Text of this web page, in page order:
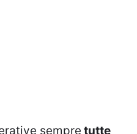
sempre tutte